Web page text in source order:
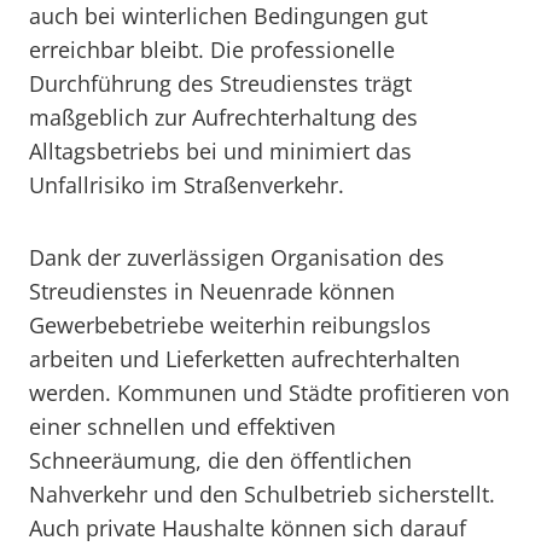
auch bei winterlichen Bedingungen gut
erreichbar bleibt. Die professionelle
Durchführung des Streudienstes trägt
maßgeblich zur Aufrechterhaltung des
Alltagsbetriebs bei und minimiert das
Unfallrisiko im Straßenverkehr.
Dank der zuverlässigen Organisation des
Streudienstes in Neuenrade können
Gewerbebetriebe weiterhin reibungslos
arbeiten und Lieferketten aufrechterhalten
werden. Kommunen und Städte profitieren von
einer schnellen und effektiven
Schneeräumung, die den öffentlichen
Nahverkehr und den Schulbetrieb sicherstellt.
Auch private Haushalte können sich darauf